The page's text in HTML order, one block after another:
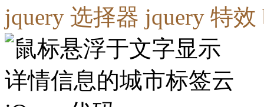
jquery 选择器 jquery 特效